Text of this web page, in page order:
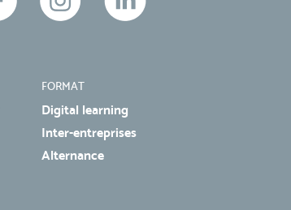
FORMAT
Digital learning
Inter-entreprises
Alternance